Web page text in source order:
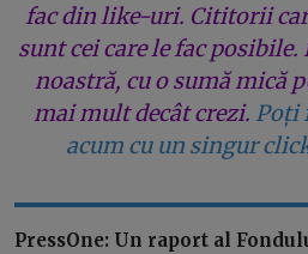
fac din like-uri. Cititorii
sunt cei care le fac
noastră, cu o sumă mică
mai mult decât crezi. Poți
acum cu un singur
PressOne: Un raport al